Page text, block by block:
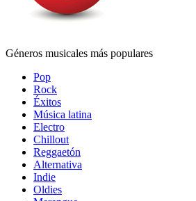
Géneros musicales más populares
Pop
Rock
Éxitos
Música latina
Electro
Chillout
Reggaetón
Alternativa
Indie
Oldies